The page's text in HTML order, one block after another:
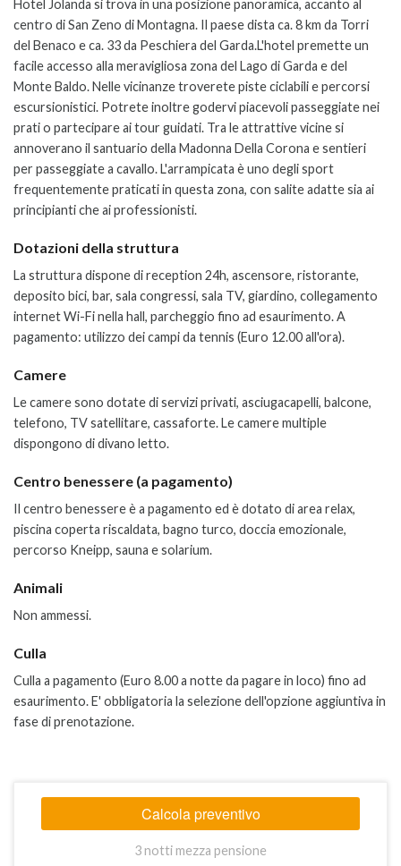
Hotel Jolanda si trova in una posizione panoramica, accanto al
centro di San Zeno di Montagna. Il paese dista ca. 8 km da Torri
del Benaco e ca. 33 da Peschiera del Garda.L'hotel premette un
facile accesso alla meravigliosa zona del Lago di Garda e del
Monte Baldo. Nelle vicinanze troverete piste ciclabili e percorsi
escursionistici. Potrete inoltre godervi piacevoli passeggiate nei
prati o partecipare ai tour guidati. Tra le attrattive vicine si
annoverano il santuario della Madonna Della Corona e sentieri
per passeggiate a cavallo. L'arrampicata è uno degli sport
frequentemente praticati in questa zona, con salite adatte sia ai
principianti che ai professionisti.
Dotazioni della struttura
La struttura dispone di reception 24h, ascensore, ristorante,
deposito bici, bar, sala congressi, sala TV, giardino, collegamento
internet Wi-Fi nella hall, parcheggio fino ad esaurimento. A
pagamento: utilizzo dei campi da tennis (Euro 12.00 all'ora).
Camere
Le camere sono dotate di servizi privati, asciugacapelli, balcone,
telefono, TV satellitare, cassaforte. Le camere multiple
dispongono di divano letto.
Centro benessere (a pagamento)
Il centro benessere è a pagamento ed è dotato di area relax,
piscina coperta riscaldata, bagno turco, doccia emozionale,
percorso Kneipp, sauna e solarium.
Animali
Non ammessi.
Culla
Culla a pagamento (Euro 8.00 a notte da pagare in loco) fino ad
esaurimento. E' obbligatoria la selezione dell'opzione aggiuntiva in
fase di prenotazione.
Calcola preventivo
3 notti mezza pensione